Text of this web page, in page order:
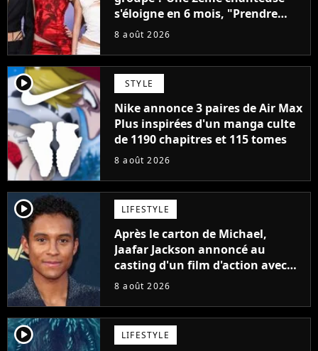
s'éloigne en 6 mois, "Prendre
cette décision n’a pas été facile"
8 août 2026
player2 STYLE
Nike annonce 3 paires de Air Max
Plus inspirées d'un manga culte
de 1190 chapitres et 115 tomes
8 août 2026
player2 LIFESTYLE
Après le carton de Michael,
Jaafar Jackson annoncé au
casting d'un film d'action avec
Will Smith
8 août 2026
player2 LIFESTYLE